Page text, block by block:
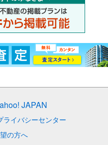
JAPAN
ライバシーセンター
の方へ